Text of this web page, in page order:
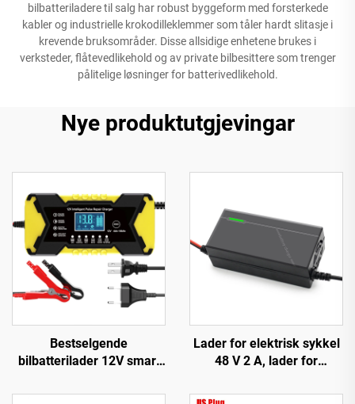
bilbatteriladere til salg har robust byggeform med forsterkede
kabler og industrielle krokodilleklemmer som tåler hardt slitasje i
krevende bruksområder. Disse allsidige enhetene brukes i
verksteder, flåtevedlikehold og av private bilbesittere som trenger
pålitelige løsninger for batterivedlikehold.
Nye produktutgjevingar
Bestselgende
bilbatterilader 12V smart
reparasjonsbatterilader,
Lader for elektrisk sykkel
48 V 2 A, lader for
bly-syre-batteri, 48 V